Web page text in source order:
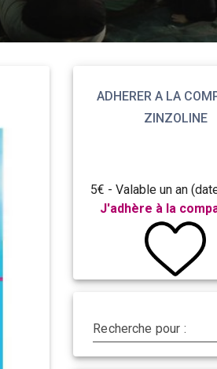
ADHERER A LA
ZINZOLINE
5€ - Valable un an
J'adhère à la
Recherche pour :